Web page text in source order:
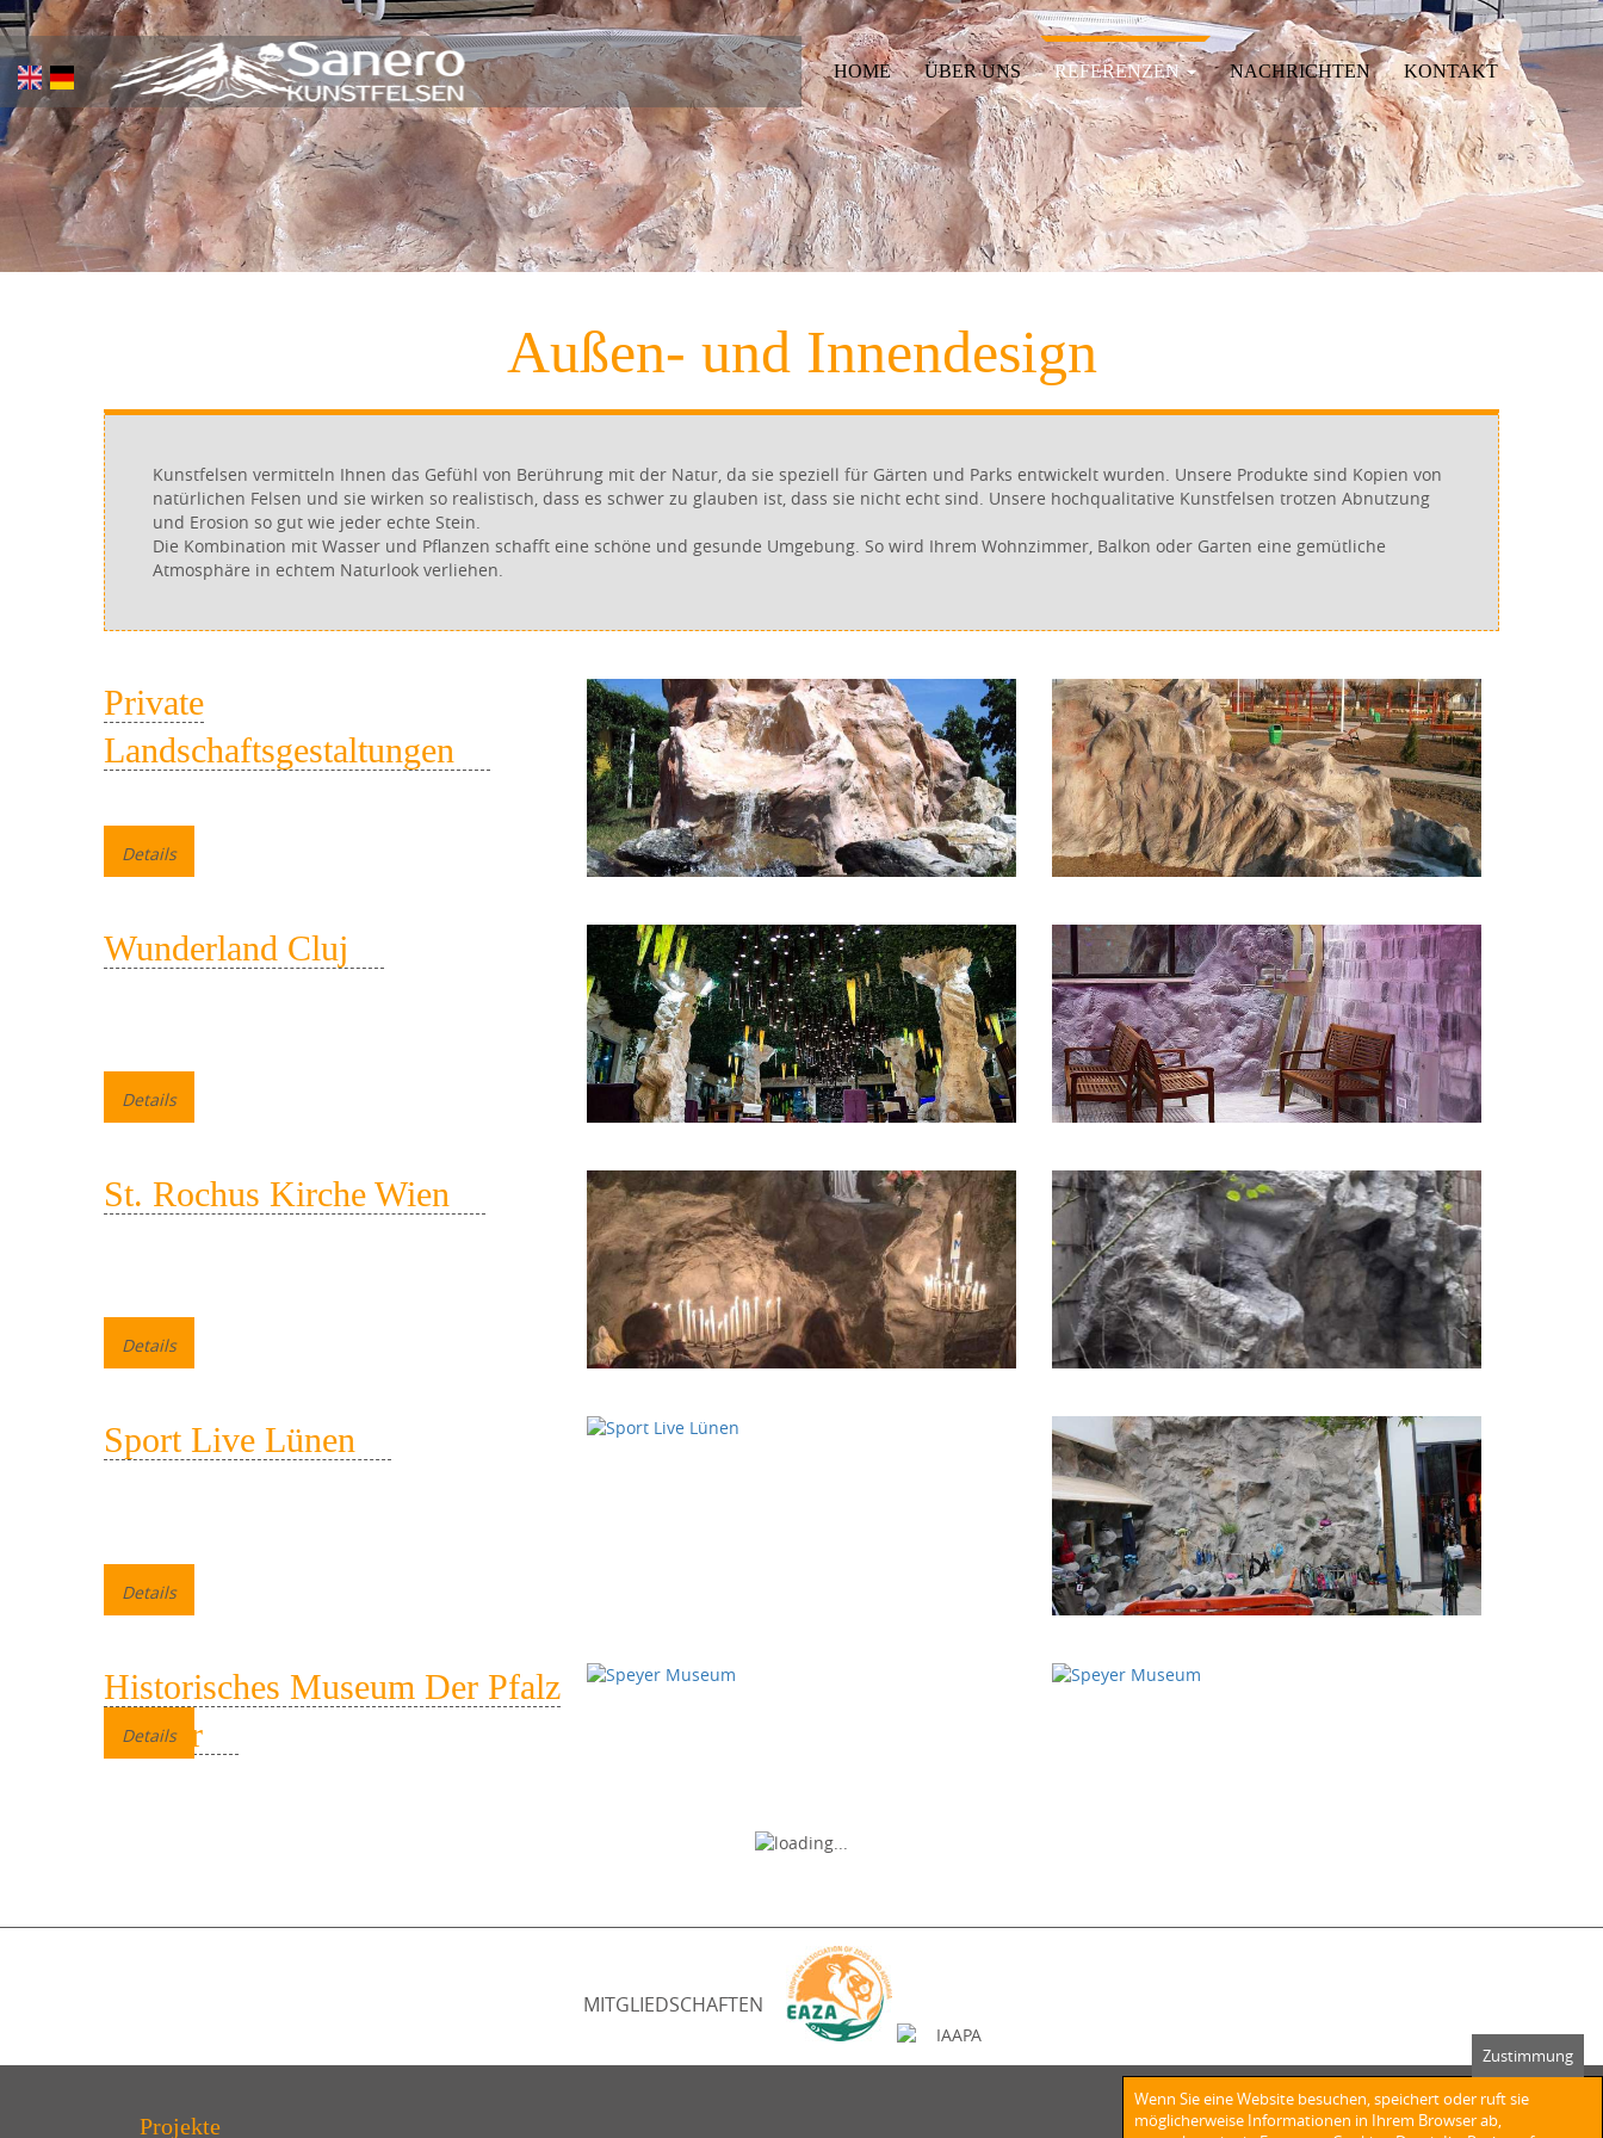
Skip
to
main
content
HOME ÜBER UNS REFERENZEN NACHRICHTEN KONTAKT
Außen- und Innendesign
Kunstfelsen vermitteln Ihnen das Gefühl von Berührung mit der Natur, da sie speziell für Gärten und Parks entwickelt wurden. Unsere Produkte sind Kopien von
natürlichen Felsen und sie wirken so realistisch, dass es schwer zu glauben ist, dass sie nicht echt sind. Unsere hochqualitative Kunstfelsen trotzen Abnutzung
und Erosion so gut wie jeder echte Stein.
Die Kombination mit Wasser und Pflanzen schafft eine schöne und gesunde Umgebung. So wird Ihrem Wohnzimmer, Balkon oder Garten eine gemütliche
Atmosphäre in echtem Naturlook verliehen.
Private
Landschaftsgestaltungen
Details
Wunderland Cluj
Details
St. Rochus Kirche Wien
Details
Sport Live Lünen
Details
Historisches Museum Der Pfalz
Speyer
Details
MITGLIEDSCHAFTEN
Projekte
Zustimmung
Wenn Sie eine Website besuchen, speichert oder ruft sie
möglicherweise Informationen in Ihrem Browser ab,